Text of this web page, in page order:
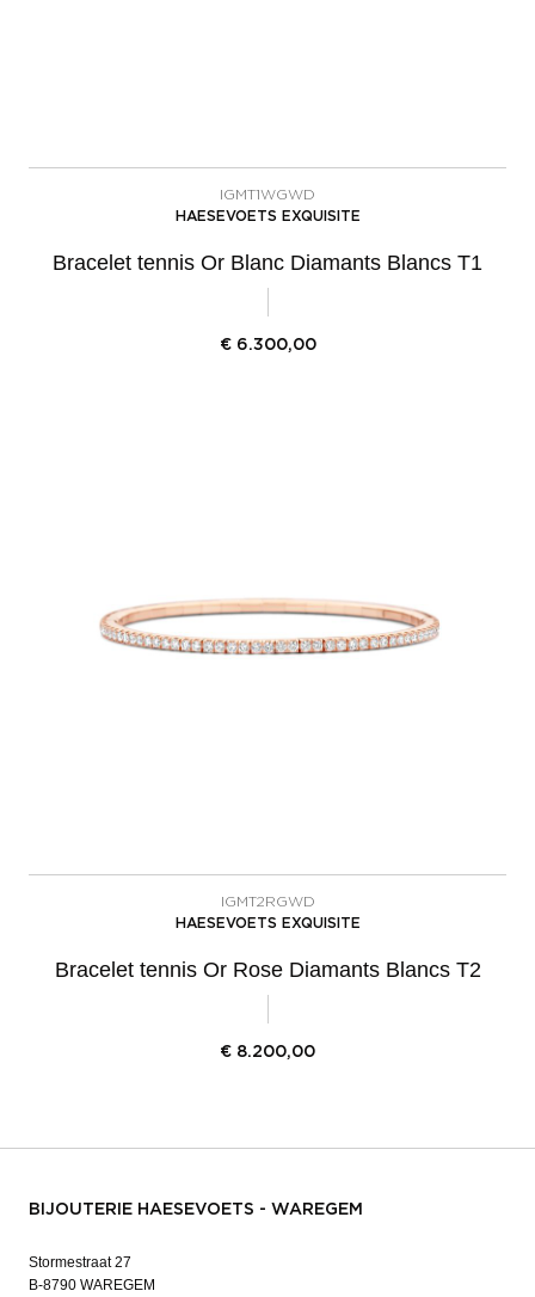
IGMT1WGWD
HAESEVOETS EXQUISITE
Bracelet tennis Or Blanc Diamants Blancs T1
€ 6.300,00
IGMT2RGWD
HAESEVOETS EXQUISITE
Bracelet tennis Or Rose Diamants Blancs T2
€ 8.200,00
BIJOUTERIE HAESEVOETS - WAREGEM
Stormestraat 27
B-8790 WAREGEM